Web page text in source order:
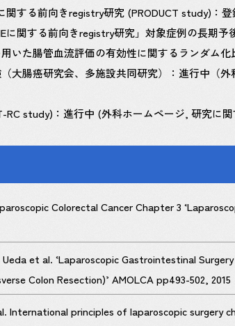
関する前向きregistry研究 (PRODUCT study)：
に関する前向きregistry研究」対象症例の長期
いた腸管血流評価の有効性に関するランダム
大腸癌研究会、多施設共同研究）：進行中（
study)：進行中 (外科ホームページ, 研究に
Colorectal Cancer Chapter 3
Ueda et al. ‘Laparoscopic Gastrointestinal
Colon Resection)’ AMOLCA pp493-502, 2015
International principles of laparoscopic surgery